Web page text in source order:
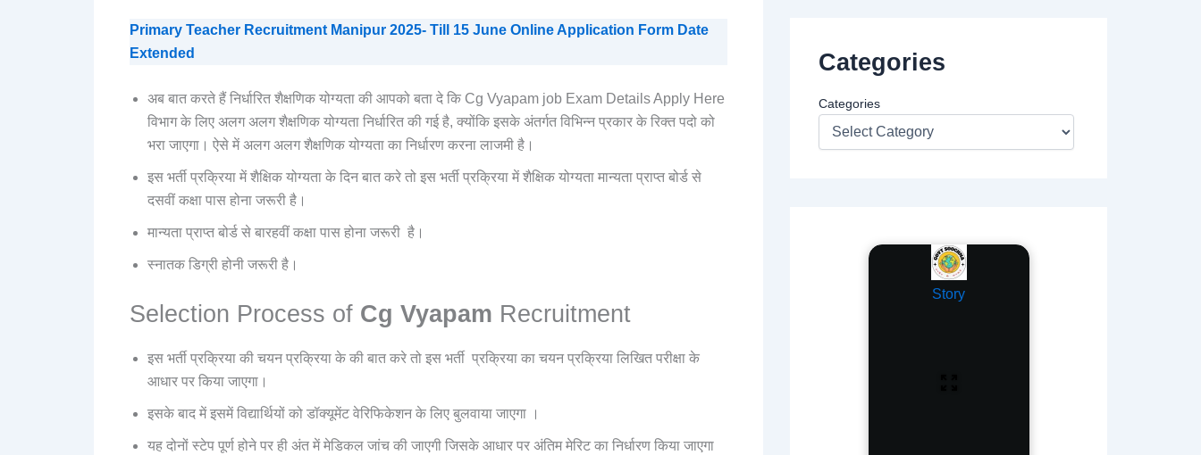
Primary Teacher Recruitment Manipur 2025- Till 15 June Online Application Form Date
Extended
अब बात करते हैं निर्धारित शैक्षणिक योग्यता की आपको बता दे कि Cg Vyapam job Exam Details Apply Here
विभाग के लिए अलग अलग शैक्षणिक योग्यता निर्धारित की गई है, क्योंकि इसके अंतर्गत विभिन्न प्रकार के रिक्त पदो को
भरा जाएगा। ऐसे में अलग अलग शैक्षणिक योग्यता का निर्धारण करना लाजमी है।
इस भर्ती प्रक्रिया में शैक्षिक योग्यता के दिन बात करे तो इस भर्ती प्रक्रिया में शैक्षिक योग्यता मान्यता प्राप्त बोर्ड से
दसवीं कक्षा पास होना जरूरी है।
मान्यता प्राप्त बोर्ड से बारहवीं कक्षा पास होना जरूरी है।
स्नातक डिग्री होनी जरूरी है।
Selection Process of Cg Vyapam Recruitment
इस भर्ती प्रक्रिया की चयन प्रक्रिया के की बात करे तो इस भर्ती प्रक्रिया का चयन प्रक्रिया लिखित परीक्षा के
आधार पर किया जाएगा।
इसके बाद में इसमें विद्यार्थियों को डॉक्यूमेंट वेरिफिकेशन के लिए बुलवाया जाएगा ।
यह दोनों स्टेप पूर्ण होने पर ही अंत में मेडिकल जांच की जाएगी जिसके आधार पर अंतिम मेरिट का निर्धारण किया जाएगा
Categories
Categories
Story